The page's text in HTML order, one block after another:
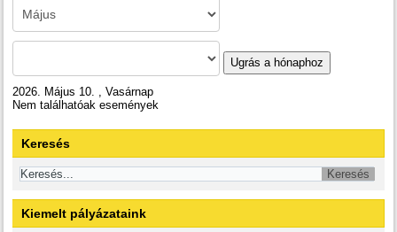
Ugrás a hónaphoz
2026. Május 10. , Vasárnap
Nem találhatóak események
Keresés
Kiemelt pályázataink